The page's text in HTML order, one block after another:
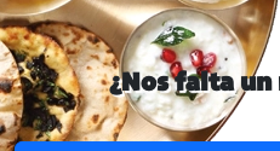
¿Nos falta un